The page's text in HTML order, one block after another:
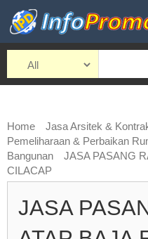
Home Jasa Arsitek &
Pemeliharaan & Perbaikan
Bangunan
JASA PASANG
CILACAP
JASA